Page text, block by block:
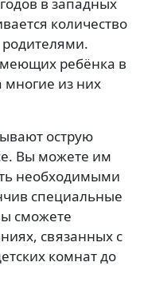
количество
ребёнка в
многие из них
острую
Вы можете им
необходимыми
специальные
сможете
связанных с
комнат до